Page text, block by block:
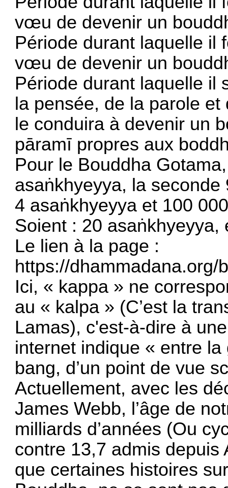
vœu de devenir un
Période durant laquelle il
vœu de devenir un
Période durant laquelle il
la pensée, de la parole et
le conduira à devenir un
pāramī propres aux
Pour le Bouddha
asaṅkhyeyya, la
4 asaṅkhyeyya et 100
Soient : 20
Le lien à la page :
https://dhammadana.org/
Ici, « kappa » ne
au « kalpa » (C’est la
Lamas), c'est-à-dire à
internet indique « entre la
bang, d’un point de vue
Actuellement, avec les
James Webb, l’âge de
milliards d’années (Ou
contre 13,7 admis depuis
que certaines histoires